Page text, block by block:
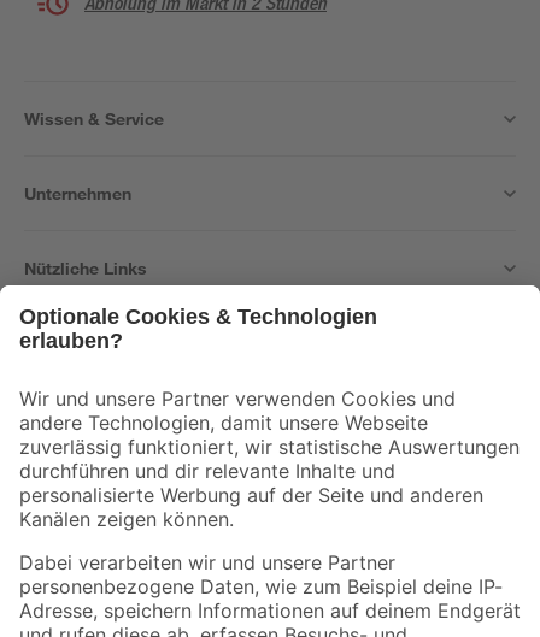
Wissen & Service
Unternehmen
Nützliche Links
Der toom Newsletter: Keine Angebote und Aktionen mehr verpassen!
Zur Newsletter Anmeldung
Folge uns
Zahlungsarten Versandarten